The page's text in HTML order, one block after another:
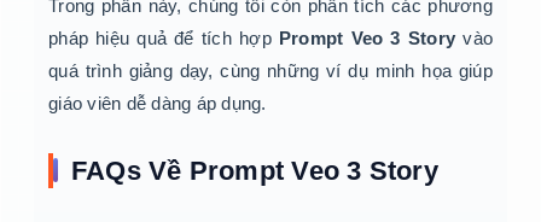
Trong phần này, chúng tôi còn phân tích các phương
pháp hiệu quả để tích hợp Prompt Veo 3 Story vào
quá trình giảng dạy, cùng những ví dụ minh họa giúp
giáo viên dễ dàng áp dụng.
FAQs Về Prompt Veo 3 Story